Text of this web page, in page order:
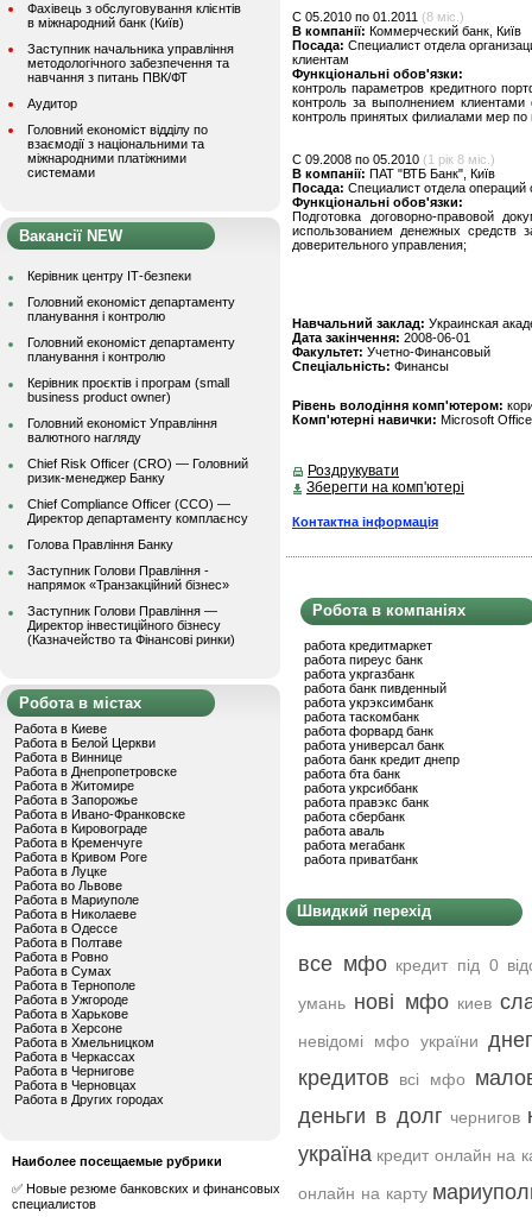
Фахівець з обслуговування клієнтів
в міжнародний банк (Київ)
Заступник начальника управління
методологічного забезпечення та
навчання з питань ПВК/ФТ
Аудитор
Головний економіст відділу по
взаємодії з національними та
міжнародними платіжними
системами
Вакансії NEW
Керівник центру ІТ-безпеки
Головний економіст департаменту
планування і контролю
Головний економіст департаменту
планування і контролю
Керівник проєктів і програм (small
business product owner)
Головний економіст Управління
валютного нагляду
Chief Risk Officer (CRO) — Головний
ризик-менеджер Банку
Chief Compliance Officer (CCO) —
Директор департаменту комплаєнсу
Голова Правління Банку
Заступник Голови Правління -
напрямок «Транзакційний бізнес»
Заступник Голови Правління —
Директор інвестиційного бізнесу
(Казначейство та Фінансові ринки)
Робота в містах
Работа в Киеве
Работа в Белой Церкви
Работа в Виннице
Работа в Днепропетровске
Работа в Житомире
Работа в Запорожье
Работа в Ивано-Франковске
Работа в Кировограде
Работа в Кременчуге
Работа в Кривом Роге
Работа в Луцке
Работа во Львове
Работа в Мариуполе
Работа в Николаеве
Работа в Одессе
Работа в Полтаве
Работа в Ровно
Работа в Сумах
Работа в Тернополе
Работа в Ужгороде
Работа в Харькове
Работа в Херсоне
Работа в Хмельницком
Работа в Черкассах
Работа в Чернигове
Работа в Черновцах
Работа в Других городах
Наиболее посещаемые рубрики
✅ Новые резюме банковских и финансовых
специалистов
C 05.2010 по 01.2011 (8 міс.)
В компанії: Коммерческий банк, Київ
Посада: Специалист отдела
клиентам
Функціональні обов'язки:
контроль параметров кредитного
контроль за выполнением
контроль принятых филиалами мер
C 09.2008 по 05.2010 (1 рік 8 міс.)
В компанії: ПАТ "ВТБ Банк", Київ
Посада: Специалист отдела
Функціональні обов'язки:
Подготовка договорно-правовой
использованием денежных средств
доверительного управления;
Навчальний заклад: Украинская
Дата закінчення: 2008-06-01
Факультет: Учетно-Финансовый
Спеціальність: Финансы
Рівень володіння комп'ютером:
Комп'ютерні навички: Microsoft
Роздрукувати
Зберегти на комп'ютері
Контактна інформація
Робота в компаніях
работа кредитмаркет
работа пиреус банк
работа укргазбанк
работа банк пивденный
работа укрэксимбанк
работа таскомбанк
работа форвард банк
работа универсал банк
работа банк кредит днепр
работа бта банк
работа укрсиббанк
работа правэкс банк
работа сбербанк
работа аваль
работа мегабанк
работа приватбанк
Швидкий перехід
все мфо кредит під 0
умань нові мфо киев
невідомі мфо україни
кредитов
всі мфо
деньги в долг чернигов
україна кредит онлайн на
онлайн на карту